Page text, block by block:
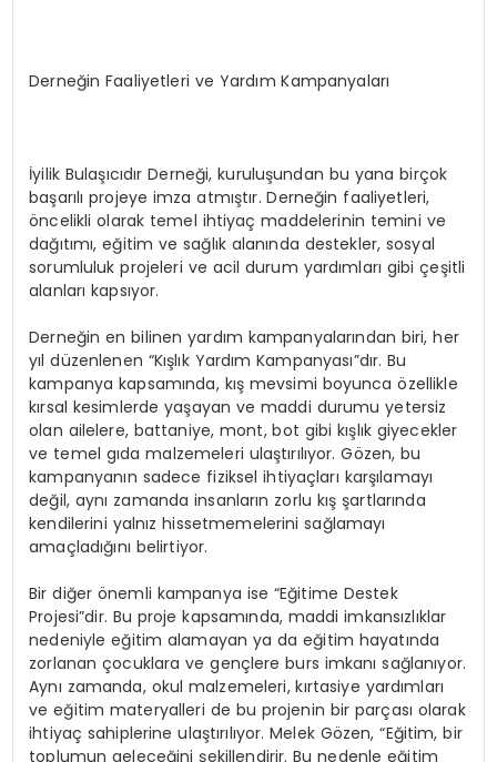
Derneğin Faaliyetleri ve Yardım Kampanyaları
İyilik Bulaşıcıdır Derneği, kuruluşundan bu yana birçok
başarılı projeye imza atmıştır. Derneğin faaliyetleri,
öncelikli olarak temel ihtiyaç maddelerinin temini ve
dağıtımı, eğitim ve sağlık alanında destekler, sosyal
sorumluluk projeleri ve acil durum yardımları gibi çeşitli
alanları kapsıyor.
Derneğin en bilinen yardım kampanyalarından biri, her
yıl düzenlenen “Kışlık Yardım Kampanyası”dır. Bu
kampanya kapsamında, kış mevsimi boyunca özellikle
kırsal kesimlerde yaşayan ve maddi durumu yetersiz
olan ailelere, battaniye, mont, bot gibi kışlık giyecekler
ve temel gıda malzemeleri ulaştırılıyor. Gözen, bu
kampanyanın sadece fiziksel ihtiyaçları karşılamayı
değil, aynı zamanda insanların zorlu kış şartlarında
kendilerini yalnız hissetmemelerini sağlamayı
amaçladığını belirtiyor.
Bir diğer önemli kampanya ise “Eğitime Destek
Projesi”dir. Bu proje kapsamında, maddi imkansızlıklar
nedeniyle eğitim alamayan ya da eğitim hayatında
zorlanan çocuklara ve gençlere burs imkanı sağlanıyor.
Aynı zamanda, okul malzemeleri, kırtasiye yardımları
ve eğitim materyalleri de bu projenin bir parçası olarak
ihtiyaç sahiplerine ulaştırılıyor. Melek Gözen, “Eğitim, bir
toplumun geleceğini şekillendirir. Bu nedenle eğitim